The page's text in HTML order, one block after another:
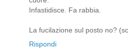
Infastidisce. Fa rabbia.
La fucilazione sul posto no?
Rispondi